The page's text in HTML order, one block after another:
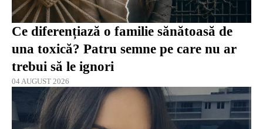
Ce diferențiază o familie sănătoasă de
una toxică? Patru semne pe care nu ar
trebui să le ignori
04 AUGUST 2026